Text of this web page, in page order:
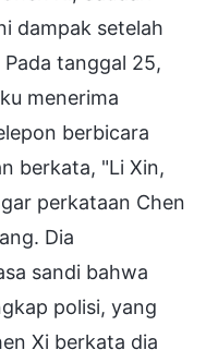
dampak setelah
tanggal 25,
menerima
berbicara
berkata, "Li Xin,
perkataan Chen
Dia
sandi bahwa
polisi, yang
Xi berkata dia